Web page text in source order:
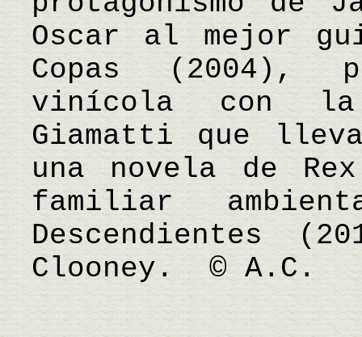
Oscar al mejor
Copas (2004),
vinícola con la
Giamatti que
una novela de
familiar
Descendientes
Clooney. © A.C.